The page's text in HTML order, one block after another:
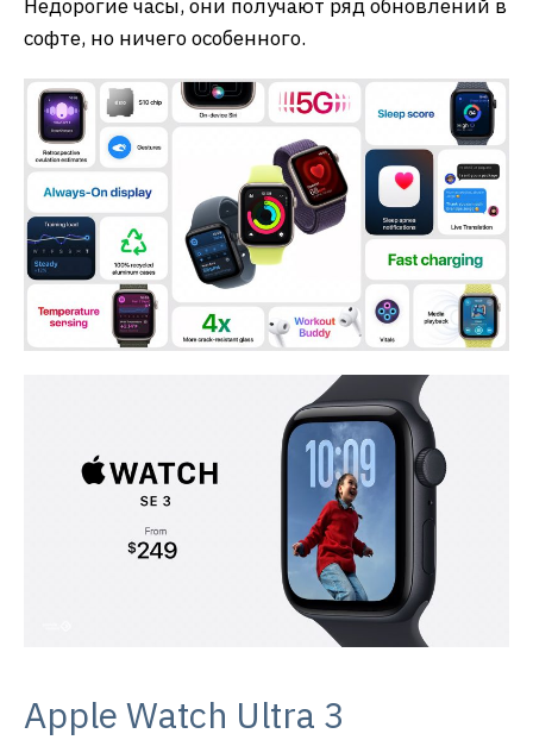
Недорогие часы, они получают ряд обновлений в
софте, но ничего особенного.
Apple Watch Ultra 3